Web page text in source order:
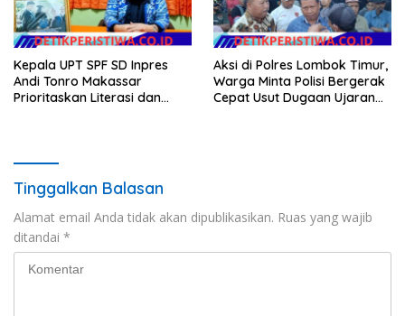
Kepala UPT SPF SD Inpres
Andi Tonro Makassar
Prioritaskan Literasi dan
Aksi di Polres Lombok Timur,
Warga Minta Polisi Bergerak
Cepat Usut Dugaan Ujaran
Tinggalkan Balasan
Alamat email Anda tidak akan dipublikasikan. Ruas yang wajib
ditandai *